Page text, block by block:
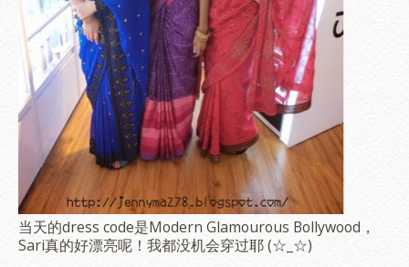
当天的dress code是Modern Glamourous Bollywood，
Sari真的好漂亮呢！我都没机会穿过耶 (☆_☆)